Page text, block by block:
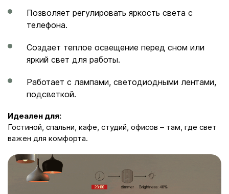
Позволяет регулировать яркость света с
телефона.
Создает теплое освещение перед сном или
яркий свет для работы.
Работает с лампами, светодиодными лентами,
подсветкой.
Идеален для:
Гостиной, спальни, кафе, студий, офисов – там, где свет
важен для комфорта.